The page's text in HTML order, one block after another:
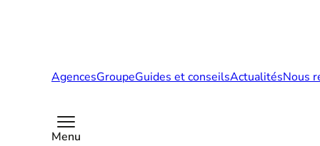
AgencesGroupeGuides et conseilsActualitésNous
Menu